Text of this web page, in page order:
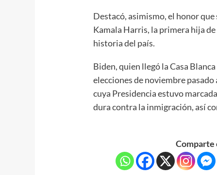
Destacó, asimismo, el honor
Kamala Harris, la primera hija
historia del país.
Biden, quien llegó la Casa
elecciones de noviembre
cuya Presidencia estuvo
dura contra la inmigración, así
Comparte